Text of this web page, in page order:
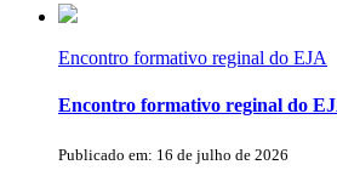
Encontro formativo reginal do EJA
Encontro formativo reginal do
Publicado em: 16 de julho de 2026